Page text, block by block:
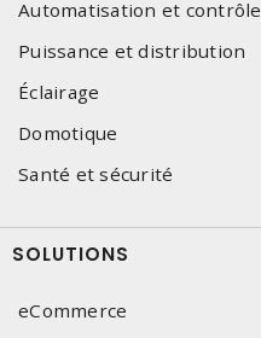
Automatisation et contrôle
Puissance et distribution
Éclairage
Domotique
Santé et sécurité
SOLUTIONS
eCommerce